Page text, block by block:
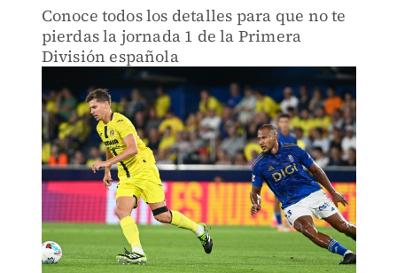
Conoce todos los detalles para que no te
pierdas la jornada 1 de la Primera
División española